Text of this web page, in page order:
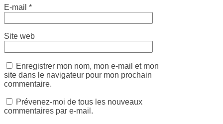
E-mail *
Site web
Enregistrer mon nom, mon e-mail et mon
site dans le navigateur pour mon prochain
commentaire.
Prévenez-moi de tous les nouveaux
commentaires par e-mail.